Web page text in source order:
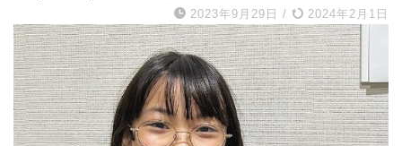
2023年9月29日 / 2024年2月1日